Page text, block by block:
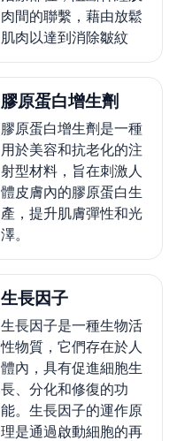
肉間的聯繫，藉由放鬆
肌肉以達到消除皺紋
膠原蛋白增生劑
膠原蛋白增生劑是一種
用於美容和抗老化的注
射型材料，旨在刺激人
體皮膚內的膠原蛋白生
產，提升肌膚彈性和光
澤。
生長因子
生長因子是一種生物活
性物質，它們存在於人
體內，具有促進細胞生
長、分化和修復的功
能。生長因子的運作原
理是通過啟動細胞的再